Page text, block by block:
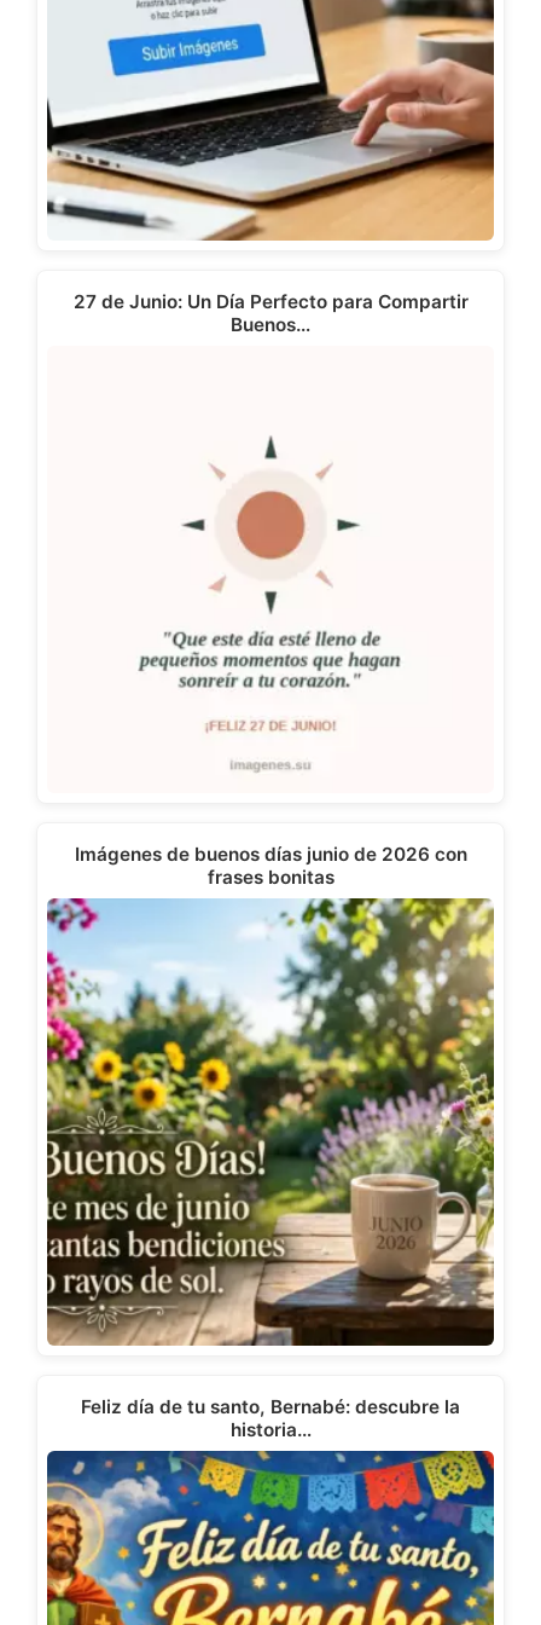
27 de Junio: Un Día Perfecto para Compartir
Buenos…
Imágenes de buenos días junio de 2026 con
frases bonitas
Feliz día de tu santo, Bernabé: descubre la
historia…